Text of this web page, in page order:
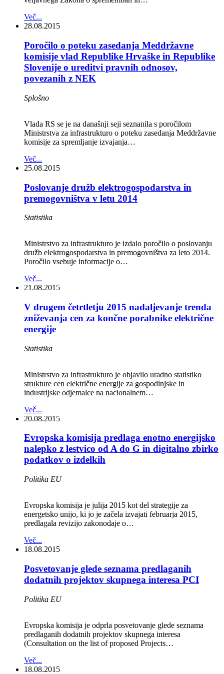
Več...
28.08.2015
Poročilo o poteku zasedanja Meddržavne
komisije vlad Republike Hrvaške in Republike
Slovenije o ureditvi pravnih odnosov,
povezanih z NEK
Splošno
Vlada RS se je na današnji seji seznanila s poročilom
Ministrstva za infrastrukturo o poteku zasedanja Meddržavne
komisije za spremljanje izvajanja…
Več...
25.08.2015
Poslovanje družb elektrogospodarstva in
premogovništva v letu 2014
Statistika
Ministrstvo za infrastrukturo je izdalo poročilo o poslovanju
družb elektrogospodarstva in premogovništva za leto 2014.
Poročilo vsebuje informacije o…
Več...
21.08.2015
V drugem četrtletju 2015 nadaljevanje trenda
zniževanja cen za končne porabnike električne
energije
Statistika
Ministrstvo za infrastrukturo je objavilo uradno statistiko
strukture cen električne energije za gospodinjske in
industrijske odjemalce na nacionalnem…
Več...
20.08.2015
Evropska komisija predlaga enotno energijsko
nalepko z lestvico od A do G in digitalno zbirko
podatkov o izdelkih
Politika EU
Evropska komisija je julija 2015 kot del strategije za
energetsko unijo, ki jo je začela izvajati februarja 2015,
predlagala revizijo zakonodaje o…
Več...
18.08.2015
Posvetovanje glede seznama predlaganih
dodatnih projektov skupnega interesa PCI
Politika EU
Evropska komisija je odprla posvetovanje glede seznama
predlaganih dodatnih projektov skupnega interesa
(Consultation on the list of proposed Projects…
Več...
18.08.2015